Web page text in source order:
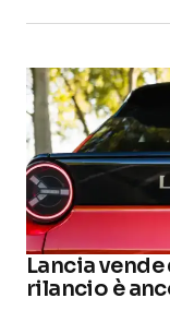
Lancia
rilancio è